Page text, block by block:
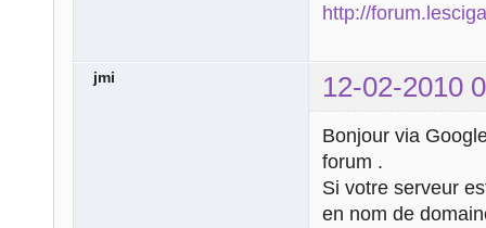
http://
jmi 12-02-2010
Bonjour via
forum .
Si votre serveur
en nom de